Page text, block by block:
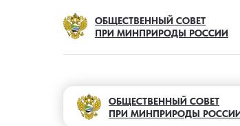
ОБЩЕСТВЕННЫЙ СОВЕТ
ПРИ МИНПРИРОДЫ РОССИИ
ОБЩЕСТВЕННЫЙ СОВЕТ
ПРИ МИНПРИРОДЫ